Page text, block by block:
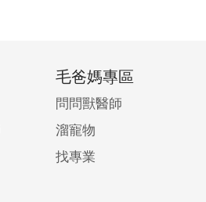
毛爸媽專區
問問獸醫師
溜寵物
找專業